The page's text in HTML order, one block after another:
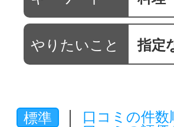
やりたいこと 指定
標準
口コミの件数